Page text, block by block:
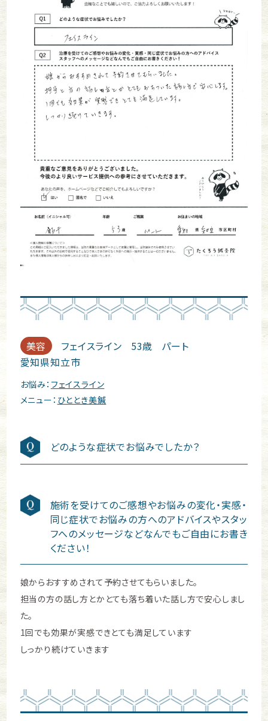
美容 フェイスライン 53歳
パート
愛知県知立市
お悩み： フェイスライン
メニュー： ひととき美鍼
どのような症状でお悩みでしたか？
施術を受けてのご感想やお悩みの変化・実感・
同じ症状でお悩みの方へのアドバイスやスタッ
フへのメッセージなどなんでもご自由にお書き
ください！
娘からおすすめされて予約させてもらいました。
担当の方の話し方とかとても落ち着いた話し方で安心しまし
た。
1回でも効果が実感できとても満足しています
しっかり続けていきます